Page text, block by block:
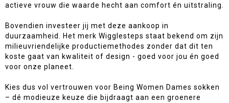
actieve vrouw die waarde hecht aan comfort én uitstraling.
Bovendien investeer jij met deze aankoop in
duurzaamheid. Het merk Wigglesteps staat bekend om zijn
milieuvriendelijke productiemethodes zonder dat dit ten
koste gaat van kwaliteit of design - goed voor jou én goed
voor onze planeet.
Kies dus vol vertrouwen voor Being Women Dames sokken
– dé modieuze keuze die bijdraagt aan een groenere